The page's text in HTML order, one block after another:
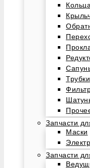
Трубки
Запчасти
Маски
Запчасти